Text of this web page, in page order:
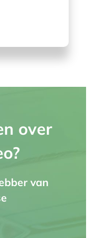
over
van